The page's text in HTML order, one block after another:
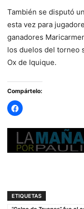
También se disputó
esta vez para
ganadores
los duelos del torneo
Ox de Iquique.
Compártelo:
ETIQUETAS